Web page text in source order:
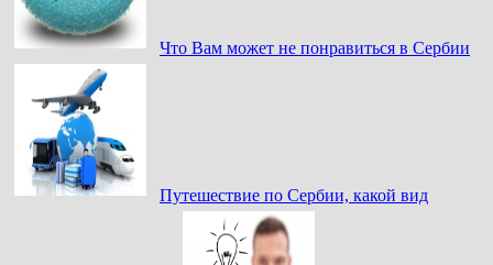
Что Вам может не понравиться в Сербии
Путешествие по Сербии, какой вид